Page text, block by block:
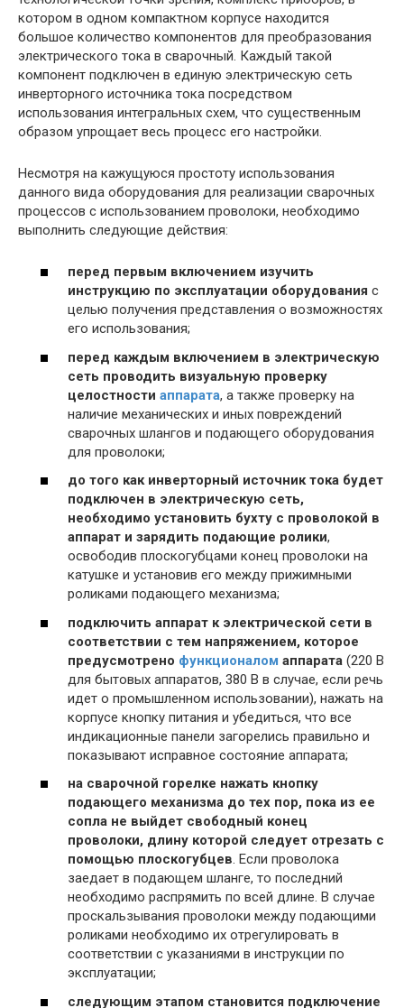
котором в одном компактном корпусе находится
большое количество компонентов для преобразования
электрического тока в сварочный. Каждый такой
компонент подключен в единую электрическую сеть
инверторного источника тока посредством
использования интегральных схем, что существенным
образом упрощает весь процесс его настройки.
Несмотря на кажущуюся простоту использования
данного вида оборудования для реализации сварочных
процессов с использованием проволоки, необходимо
выполнить следующие действия:
перед первым включением изучить
инструкцию по эксплуатации оборудования с
целью получения представления о возможностях
его использования;
перед каждым включением в электрическую
сеть проводить визуальную проверку
целостности аппарата, а также проверку на
наличие механических и иных повреждений
сварочных шлангов и подающего оборудования
для проволоки;
до того как инверторный источник тока будет
подключен в электрическую сеть,
необходимо установить бухту с проволокой в
аппарат и зарядить подающие ролики,
освободив плоскогубцами конец проволоки на
катушке и установив его между прижимными
роликами подающего механизма;
подключить аппарат к электрической сети в
соответствии с тем напряжением, которое
предусмотрено функционалом аппарата (220 В
для бытовых аппаратов, 380 В в случае, если речь
идет о промышленном использовании), нажать на
корпусе кнопку питания и убедиться, что все
индикационные панели загорелись правильно и
показывают исправное состояние аппарата;
на сварочной горелке нажать кнопку
подающего механизма до тех пор, пока из ее
сопла не выйдет свободный конец
проволоки, длину которой следует отрезать с
помощью плоскогубцев. Если проволока
заедает в подающем шланге, то последний
необходимо распрямить по всей длине. В случае
проскальзывания проволоки между подающими
роликами необходимо их отрегулировать в
соответствии с указаниями в инструкции по
эксплуатации;
следующим этапом становится подключение